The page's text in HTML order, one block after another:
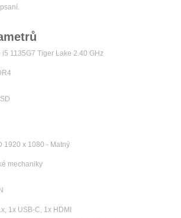
i5 1135G7 Tiger Lake 2.40 GHz
1920 x 1080 - Matný
mechaniky
1x USB-C, 1x HDMI